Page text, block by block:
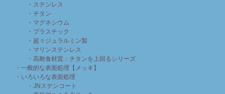
・ステンレス
・チタン
・マグネシウム
・プラスチック
・超々ジュラルミン製
・マリンステンレス
・高耐食材質：チタンを上回るシリーズ
・一般的な表面処理【メッキ】
・いろいろな表面処理
・JNステンコート